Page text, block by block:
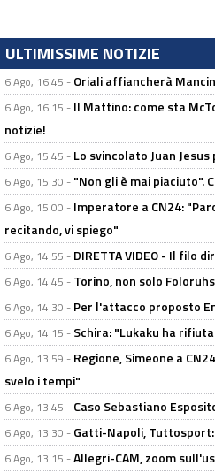
ULTIMISSIME NOTIZIE
6 Ago, 16:45 - Oriali affiancherà
6 Ago, 16:15 - Il Mattino: come sta
notizie!
6 Ago, 15:45 - Lo svincolato Juan
6 Ago, 15:30 - "Non gli è mai piaciuto".
6 Ago, 15:00 - Imperatore a CN24:
recitando, vi spiego"
6 Ago, 14:55 - DIRETTA VIDEO - Il filo
6 Ago, 14:45 - Torino, non solo
6 Ago, 14:30 - Per l'attacco proposto
6 Ago, 14:15 - Schira: "Lukaku ha
6 Ago, 13:59 - Regione, Simeone a
svelo i tempi"
6 Ago, 13:45 - Caso Sebastiano
6 Ago, 13:30 - Gatti-Napoli,
6 Ago, 13:15 -Allegri-CAM, zoom